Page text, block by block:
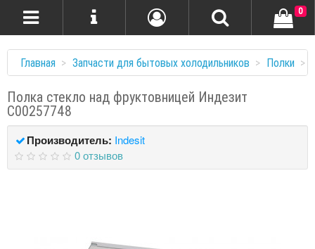
0
Главная Запчасти для бытовых холодильников Полки
Полка стекло над фруктовницей Индезит
С00257748
Производитель: Indesit
0 отзывов